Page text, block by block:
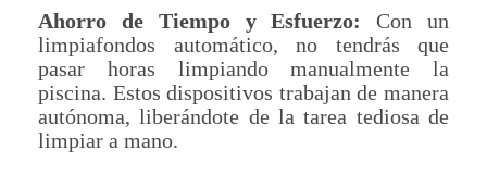
Ahorro de Tiempo y Esfuerzo:
Con un
limpiafondos automático, no tendrás que
pasar horas limpiando manualmente la
piscina. Estos dispositivos trabajan de manera
autónoma, liberándote de la tarea tediosa de
limpiar a mano.